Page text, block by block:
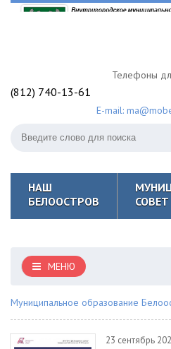
Телефоны
(812) 740-13-61
E-mail:
НАШ
БЕЛООСТРОВ
СОВЕТ
МЕНЮ
Муниципальное образование
23 сентябрь